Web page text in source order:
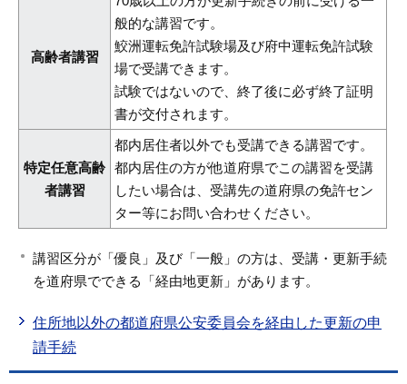
高齢者講習
般的な講習です。
鮫洲運転免許試験場及び府中運転免許試験
場で受講できます。
試験ではないので、終了後に必ず終了証明
書が交付されます。
特定任意高齢
者講習
都内居住者以外でも受講できる講習です。
都内居住の方が他道府県でこの講習を受講
したい場合は、受講先の道府県の免許セン
ター等にお問い合わせください。
講習区分が「優良」及び「一般」の方は、受講・更新手続
を道府県でできる「経由地更新」があります。
住所地以外の都道府県公安委員会を経由した更新の申
請手続